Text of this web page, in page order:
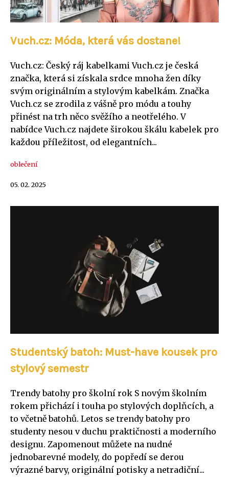
Vuch.cz: Móda, která vás dostane!
Vuch.cz: Český ráj kabelkami Vuch.cz je česká
značka, která si získala srdce mnoha žen díky
svým originálním a stylovým kabelkám. Značka
Vuch.cz se zrodila z vášně pro módu a touhy
přinést na trh něco svěžího a neotřelého. V
nabídce Vuch.cz najdete širokou škálu kabelek pro
každou příležitost, od elegantních...
oblečení
05. 02. 2025
Studentský batoh: Must-have kousek pro
stylový semestr
Trendy batohy pro školní rok S novým školním
rokem přichází i touha po stylových doplňcích, a
to včetně batohů. Letos se trendy batohy pro
studenty nesou v duchu praktičnosti a moderního
designu. Zapomenout můžete na nudné
jednobarevné modely, do popředí se derou
výrazné barvy, originální potisky a netradiční...